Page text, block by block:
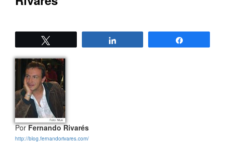
PorFernando Rivarés
http://blog.fernandorivares.com/